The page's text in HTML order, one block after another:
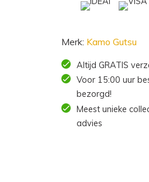
Merk: Kamo Gutsu
Altijd GRATIS
Voor 15:00 uur
bezorgd!
Meest unieke
advies